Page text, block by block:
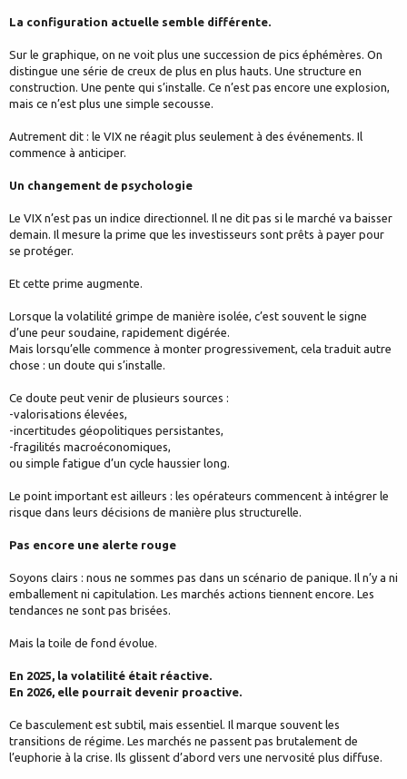
La configuration actuelle semble différente.
Sur le graphique, on ne voit plus une succession de pics éphémères. On
distingue une série de creux de plus en plus hauts. Une structure en
construction. Une pente qui s’installe. Ce n’est pas encore une explosion,
mais ce n’est plus une simple secousse.
Autrement dit : le VIX ne réagit plus seulement à des événements. Il
commence à anticiper.
Un changement de psychologie
Le VIX n’est pas un indice directionnel. Il ne dit pas si le marché va baisser
demain. Il mesure la prime que les investisseurs sont prêts à payer pour
se protéger.
Et cette prime augmente.
Lorsque la volatilité grimpe de manière isolée, c’est souvent le signe
d’une peur soudaine, rapidement digérée.
Mais lorsqu’elle commence à monter progressivement, cela traduit autre
chose : un doute qui s’installe.
Ce doute peut venir de plusieurs sources :
-valorisations élevées,
-incertitudes géopolitiques persistantes,
-fragilités macroéconomiques,
ou simple fatigue d’un cycle haussier long.
Le point important est ailleurs : les opérateurs commencent à intégrer le
risque dans leurs décisions de manière plus structurelle.
Pas encore une alerte rouge
Soyons clairs : nous ne sommes pas dans un scénario de panique. Il n’y a ni
emballement ni capitulation. Les marchés actions tiennent encore. Les
tendances ne sont pas brisées.
Mais la toile de fond évolue.
En 2025, la volatilité était réactive.
En 2026, elle pourrait devenir proactive.
Ce basculement est subtil, mais essentiel. Il marque souvent les
transitions de régime. Les marchés ne passent pas brutalement de
l’euphorie à la crise. Ils glissent d’abord vers une nervosité plus diffuse.